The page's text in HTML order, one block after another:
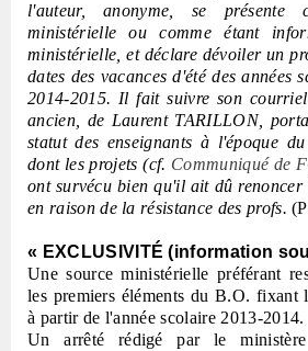
l'auteur, anonyme, se présente
ministérielle ou comme étant
ministérielle, et déclare dévoiler un
dates des vacances d'été des années
2014-2015. Il fait suivre son
ancien, de Laurent TARILLON,
statut des enseignants à l'époque
dont les projets (cf. Communiqué de
ont survécu bien qu'il ait dû renoncer
en raison de la résistance des profs.
« EXCLUSIVITÉ (information
Une source ministérielle préférant
les premiers éléments du B.O. fixant
à partir de l'année scolaire 2013-2014.
Un arrêté rédigé par le